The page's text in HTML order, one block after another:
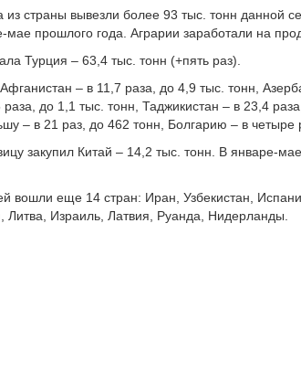
из страны вывезли более 93 тыс. тонн данной
прошлого года. Аграрии заработали на
Турция – 63,4 тыс. тонн (+пять раз).
– в 11,7 раза, до 4,9 тыс. тонн,
до 1,1 тыс. тонн, Таджикистан – в 23,4
– в 21 раз, до 462 тонн, Болгарию – в четыре
закупил Китай – 14,2 тыс. тонн. В январе-
вошли еще 14 стран: Иран, Узбекистан,
Литва, Израиль, Латвия, Руанда, Нидерланды.